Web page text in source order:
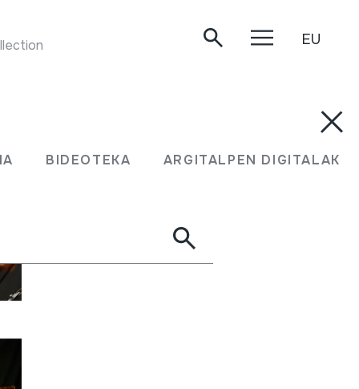
BIDEOTEKA ARGITALPEN DIGITALAK
EU